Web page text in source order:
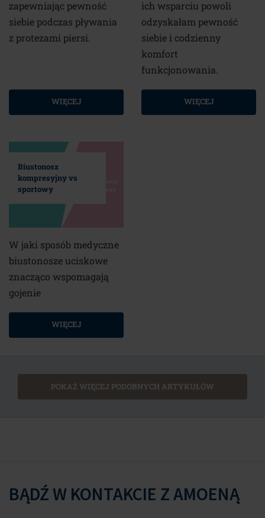
zapewniając pewność
siebie podczas pływania
z protezami piersi.
WIĘCEJ
ich wsparciu powoli
odzyskałam pewność
siebie i codzienny
komfort
funkcjonowania.
WIĘCEJ
Biustonosz
kompresyjny vs
sportowy
W jaki sposób medyczne
biustonosze uciskowe
znacząco wspomagają
gojenie
WIĘCEJ
POKAŻ WIĘCEJ PODOBNYCH ARTYKUŁÓW
BĄDŹ W KONTAKCIE Z AMOENĄ